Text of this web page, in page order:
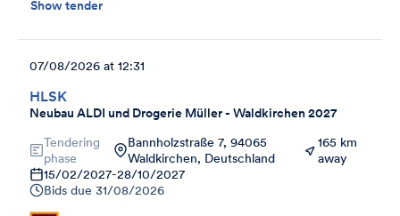
Show tender
HLSK
Neubau ALDI und Drogerie Müller - Waldkirchen 2027
07/08/2026 at 12:31
Tendering
phase
Bannholzstraße 7, 94065
Waldkirchen, Deutschland
165 km
away
15/02/2027-28/10/2027
Bids due 31/08/2026